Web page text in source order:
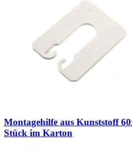
Montagehilfe aus Kunststoff
Stück im Karton